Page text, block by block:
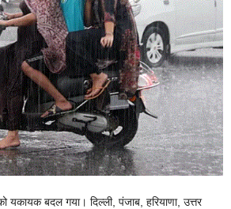
यकायक बदल गया। दिल्ली, पंजाब, हरियाणा, उत्तर